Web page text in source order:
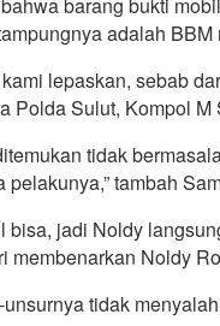
barang bukti
adalah BBM
lepaskan, sebab
Sulut, Kompol
tidak
tambah
jadi Noldy
Noldy
tidak